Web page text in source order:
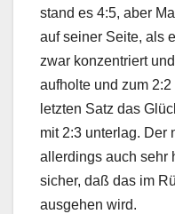
stand es 4:5, aber
auf seiner Seite, als
zwar konzentriert
aufholte und zum
letzten Satz das
mit 2:3 unterlag. Der
allerdings auch sehr
sicher, daß das im
ausgehen wird.